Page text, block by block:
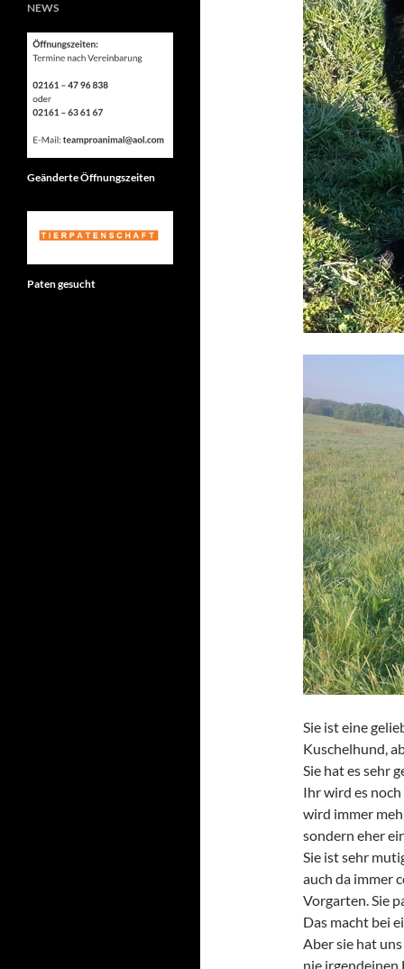
Sie ist eine
Kuschelhund,
Sie hat es sehr
Ihr wird es
wird immer
sondern eher
Sie ist sehr
auch da immer
Vorgarten. Sie
Das macht bei
Aber sie hat
nie irgendeinen
NEWS
Geänderte Öffnungszeiten
Paten gesucht